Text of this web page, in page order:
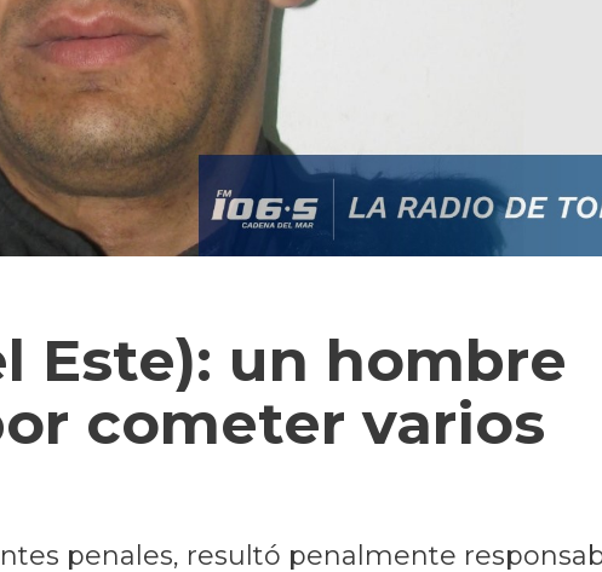
Este): un hombre
cometer varios
penales, resultó penalmente